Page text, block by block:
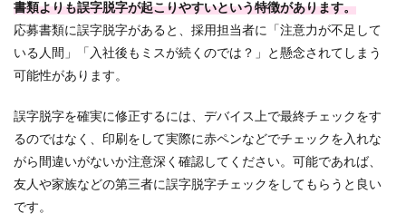
書類よりも誤字脱字が起こりやすいという特徴があります。
応募書類に誤字脱字があると、採用担当者に「注意力が不足して
いる人間」「入社後もミスが続くのでは？」と懸念されてしまう
可能性があります。
誤字脱字を確実に修正するには、デバイス上で最終チェックをす
るのではなく、印刷をして実際に赤ペンなどでチェックを入れな
がら間違いがないか注意深く確認してください。可能であれば、
友人や家族などの第三者に誤字脱字チェックをしてもらうと良い
です。